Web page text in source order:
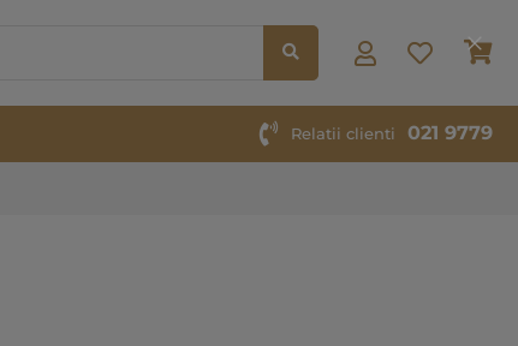
Relatii clienti 021 9779